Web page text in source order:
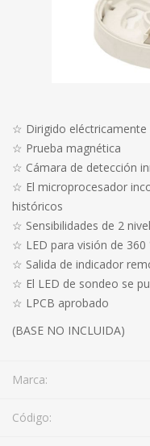
☆ Dirigido eléctricamente
☆ Prueba magnética
☆ Cámara de detección
☆ El microprocesador
históricos
☆ Sensibilidades de 2
☆ LED para visión de 360
☆ Salida de indicador
☆ El LED de sondeo se
☆ LPCB aprobado
(BASE NO INCLUIDA)
Marca:
Código: